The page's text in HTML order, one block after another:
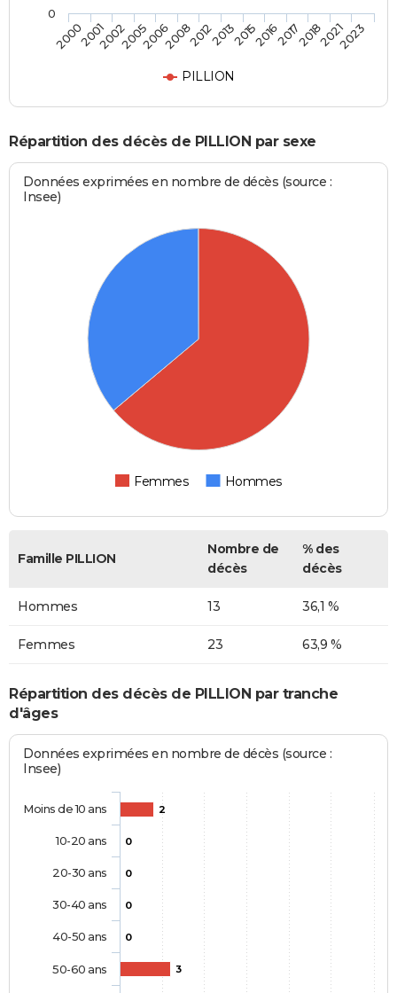
PILLION
20002001200220052006200820122013201520162017201820212023
0
Répartition des décès de PILLION par sexe
Données exprimées en nombre de décès (source :
Insee)
Femmes Hommes
Famille PILLION
Nombre de
décès
% des
décès
Hommes 13 36,1 %
Femmes 23 63,9 %
Répartition des décès de PILLION par tranche
d'âges
Données exprimées en nombre de décès (source :
Insee)
2
0
0
0
0
3
Moins de 10 ans
10-20 ans
20-30 ans
30-40 ans
40-50 ans
50-60 ans